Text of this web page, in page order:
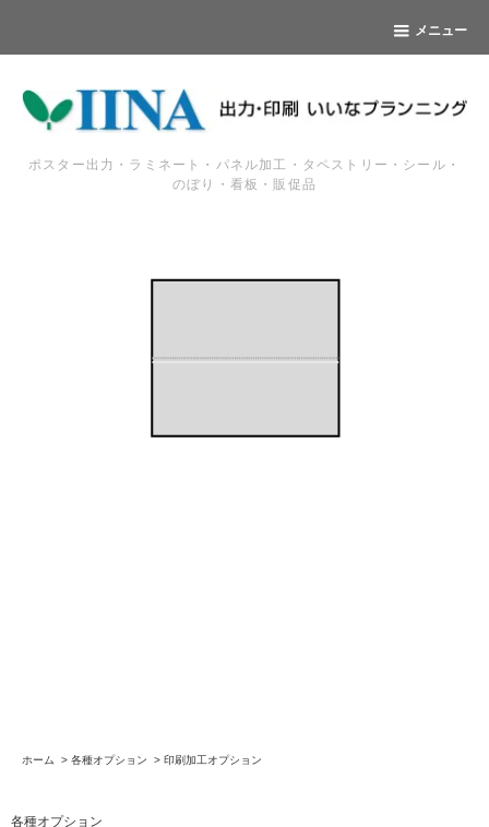
メニュー
ポスター出力・ラミネート・パネル加工・タペストリー・シール・
のぼり・看板・販促品
ホーム > 各種オプション > 印刷加工オプション
各種オプション